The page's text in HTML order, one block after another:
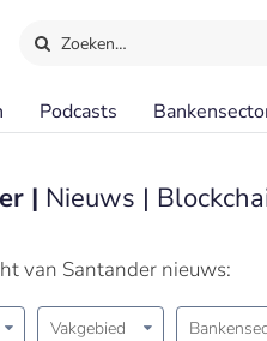
Zoeken…
Podcasts
| Nieuws |
van Santander nieuws:
Vakgebied